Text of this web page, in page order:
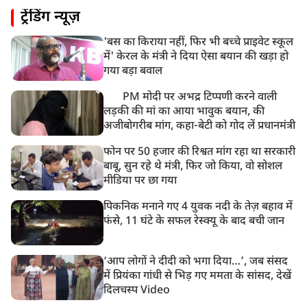
पाकिस्तान के कब्जे वाले जम्मू और कश्मीर (PoJK) में हिंसा को
8:50 AM
बसपा के इकलौते विधायक उमाशंकर सिंह का देर रात निधन,
आज बलिया में होगा अंतिम संस्कार
ट्रेंडिंग न्यूज़
'बस का किराया नहीं, फिर भी बच्चे प्राइवेट स्कूल
में' केरल के मंत्री ने दिया ऐसा बयान की खड़ा हो
गया बड़ा बवाल
PM मोदी पर अभद्र टिप्पणी करने वाली
लड़की की मां का आया भावुक बयान, की
अजीबोगरीब मांग, कहा-बेटी को गोद लें प्रधानमंत्री
फोन पर 50 हजार की रिश्वत मांग रहा था सरकारी
बाबू, सुन रहे थे मंत्री, फिर जो किया, वो सोशल
मीडिया पर छा गया
पिकनिक मनाने गए 4 युवक नदी के तेज़ बहाव में
फंसे, 11 घंटे के सफल रेस्क्यू के बाद बची जान
‘आप लोगों ने दीदी को भगा दिया…’, जब संसद
में प्रियंका गांधी से भिड़ गए ममता के सांसद, देखें
दिलचस्प Video